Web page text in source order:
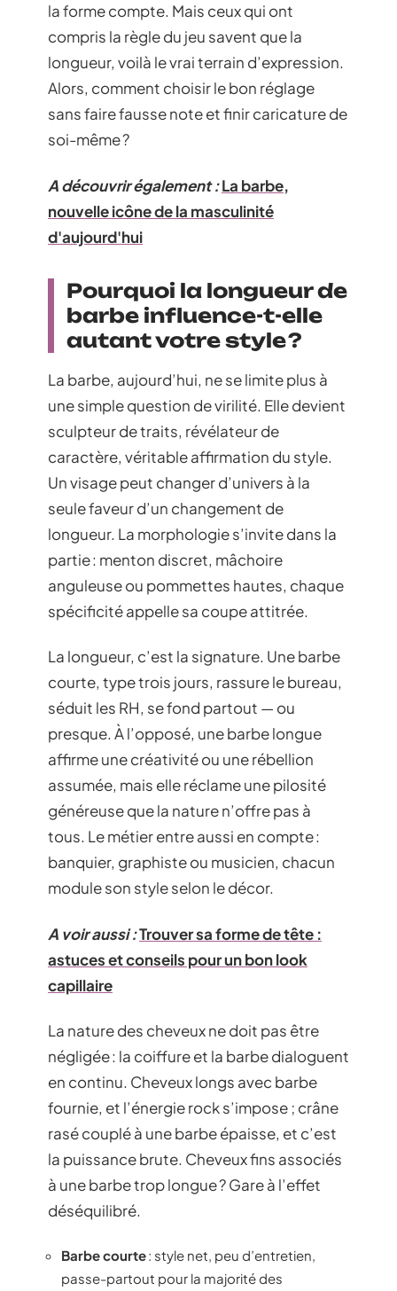
la forme compte. Mais ceux qui ont
compris la règle du jeu savent que la
longueur, voilà le vrai terrain d’expression.
Alors, comment choisir le bon réglage
sans faire fausse note et finir caricature de
soi-même ?
A découvrir également :La barbe,
nouvelle icône de la masculinité
d'aujourd'hui
Pourquoi la longueur de
barbe influence-t-elle
autant votre style ?
La barbe, aujourd’hui, ne se limite plus à
une simple question de virilité. Elle devient
sculpteur de traits, révélateur de
caractère, véritable affirmation du style.
Un visage peut changer d’univers à la
seule faveur d’un changement de
longueur. La morphologie s’invite dans la
partie : menton discret, mâchoire
anguleuse ou pommettes hautes, chaque
spécificité appelle sa coupe attitrée.
La longueur, c’est la signature. Une barbe
courte, type trois jours, rassure le bureau,
séduit les RH, se fond partout — ou
presque. À l’opposé, une barbe longue
affirme une créativité ou une rébellion
assumée, mais elle réclame une pilosité
généreuse que la nature n’offre pas à
tous. Le métier entre aussi en compte :
banquier, graphiste ou musicien, chacun
module son style selon le décor.
A voir aussi :Trouver sa forme de tête :
astuces et conseils pour un bon look
capillaire
La nature des cheveux ne doit pas être
négligée : la coiffure et la barbe dialoguent
en continu. Cheveux longs avec barbe
fournie, et l’énergie rock s’impose ; crâne
rasé couplé à une barbe épaisse, et c’est
la puissance brute. Cheveux fins associés
à une barbe trop longue ? Gare à l’effet
déséquilibré.
Barbe courte: style net, peu d’entretien,
passe-partout pour la majorité des